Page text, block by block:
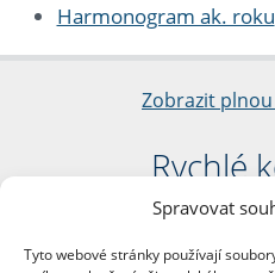
Spravovat
Tyto webové stránky používají
Harmonogram ak. roku
Zobrazit
Rychlé
nám. Jana